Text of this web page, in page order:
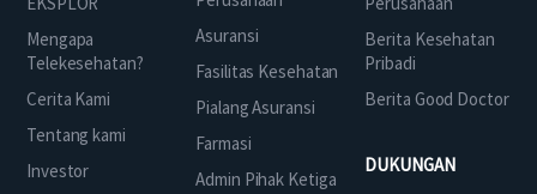
Mengapa
Telekesehatan?
Cerita Kami
Tentang kami
Investor
Asuransi
Fasilitas Kesehatan
Pialang Asuransi
Farmasi
Admin Pihak Ketiga
Berita Kesehatan
Pribadi
Berita Good Doctor
DUKUNGAN